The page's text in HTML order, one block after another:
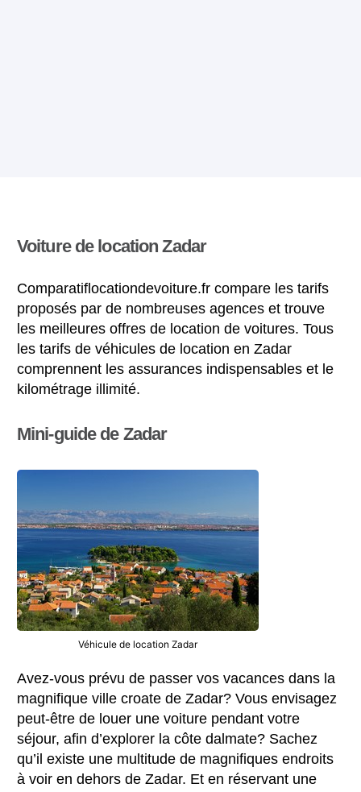
Voiture de location Zadar
Comparatiflocationdevoiture.fr compare les tarifs
proposés par de nombreuses agences et trouve
les meilleures offres de location de voitures. Tous
les tarifs de véhicules de location en Zadar
comprennent les assurances indispensables et le
kilométrage illimité.
Mini-guide de Zadar
Véhicule de location Zadar
Avez-vous prévu de passer vos vacances dans la
magnifique ville croate de Zadar? Vous envisagez
peut-être de louer une voiture pendant votre
séjour, afin d’explorer la côte dalmate? Sachez
qu’il existe une multitude de magnifiques endroits
à voir en dehors de Zadar. Et en réservant une